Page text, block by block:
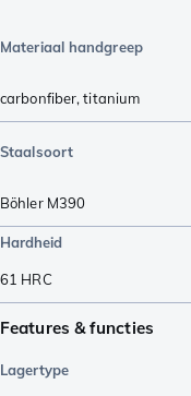
Materiaal handgreep
carbonfiber,titanium
Staalsoort
Böhler M390
Hardheid
61 HRC
Features & functies
Lagertype